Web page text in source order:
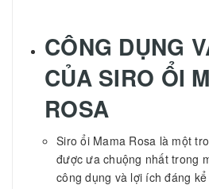
CÔNG DỤNG
CỦA SIRO ỔI
ROSA
Siro ổi Mama Rosa là một
được ưa chuộng nhất trong
công dụng và lợi ích đáng